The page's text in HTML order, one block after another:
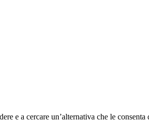
e a cercare un’alternativa che le consenta